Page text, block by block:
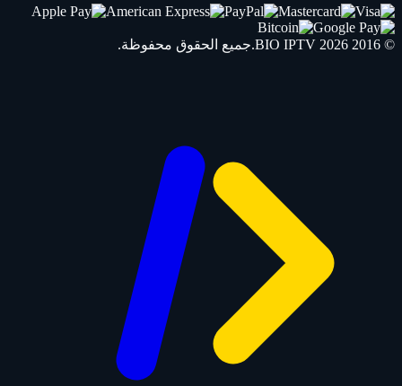
© 2016 2026
BIO IPTV .جميع الحقوق محفوظة.